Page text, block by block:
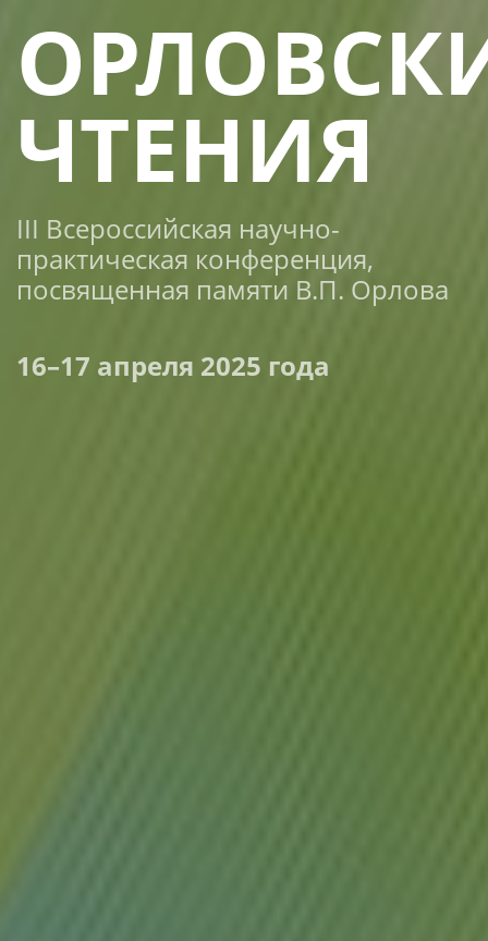
ЧТЕНИЯ
III Всероссийская научно-
практическая конференция,
посвященная памяти В.П. Орлова
16–17 апреля 2025 года